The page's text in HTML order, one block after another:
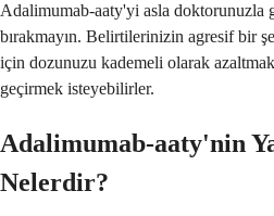
Adalimumab-aaty'yi asla doktorunuzla
bırakmayın. Belirtilerinizin agresif bir
için dozunuzu kademeli olarak
geçirmek isteyebilirler.
Adalimumab-aaty'nin
Nelerdir?